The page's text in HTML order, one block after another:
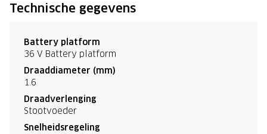
Technische gegevens
Battery platform
36 V Battery platform
Draaddiameter (mm)
1.6
Draadverlenging
Stootvoeder
Snelheidsregeling